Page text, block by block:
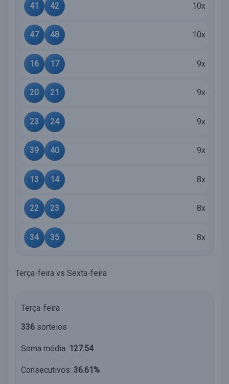
41 42 10x
47 48 10x
16 17 9x
20 21 9x
23 24 9x
39 40 9x
13 14 8x
22 23 8x
34 35 8x
Terça-feira vs Sexta-feira
Terça-feira
336 sorteios
Soma média: 127.54
Consecutivos: 36.61%